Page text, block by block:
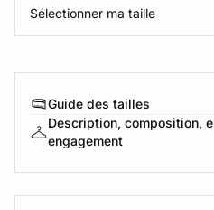
Sélectionner ma taille
Guide des tailles
Description, composition,
engagement